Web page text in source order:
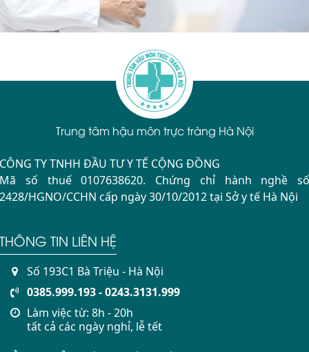
Trung tâm hậu môn trực tràng Hà Nội
CÔNG TY TNHH ĐẦU TƯ Y TẾ CỘNG ĐỒNG
Mã số thuế 0107638620. Chứng chỉ hành nghề số
2428/HGNO/CCHN cấp ngày 30/10/2012 tại Sở y tế Hà Nội
THÔNG TIN LIÊN HỆ
Số 193C1 Bà Triệu - Hà Nội
0385.999.193 - 0243.3131.999
Làm việc từ: 8h - 20h
tất cả các ngày nghỉ, lễ tết